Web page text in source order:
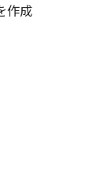
作成